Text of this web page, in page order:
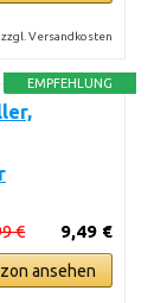
Versandkosten
EMPFEHLUNG
9,49 €
€
ansehen